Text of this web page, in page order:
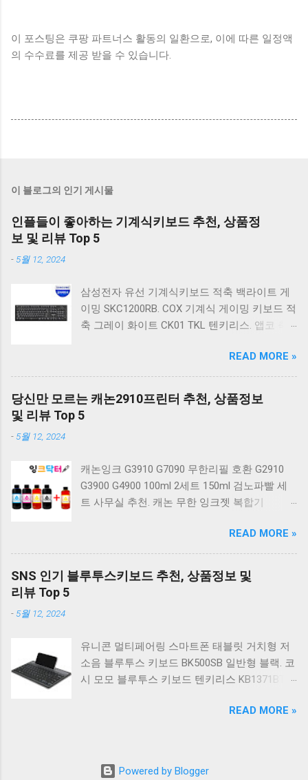
이 포스팅은 쿠팡 파트너스 활동의 일환으로, 이에 따른 일정액
의 수수료를 제공 받을 수 있습니다.
이 블로그의 인기 게시물
인플들이 좋아하는 기계식키보드 추천, 상품정
보 및 리뷰 Top 5
- 5월 12, 2024
삼성전자 유선 기계식키보드 적축 백라이트 게
이밍 SKC1200RB. COX 기계식 게이밍 키보드 적
축 그레이 화이트 CK01 TKL 텐키리스. 앱코 축
랙 K560 일반형. 앱코 K517 레트로 기계식 게이
밍 유선키보드 갈축 일반형 레트로 베이지. 체리
키보드 G803000S TKL RGB 게이밍 텐키리스 기
계식 키보드 4종 축 선택 저소음적축 블랙. 체리
베이지 K517 Retro. COX CK01 교체축 사이드
RGB 게이밍 기계식 키보드 네이비 CK01NV적축
일반형. 체리키보드 XTRFY MX BOARD 3.1 RGB
COX 기계식 게이밍 키보드 갈축 그레이 화이트
CK01 TKL 텐키리스 기계식키보드 구매를 고려
하실 때, 추가 할인 혜택을 놓치지 마세요. 다양
정이 많이 어려우시죠? 특히 기계식키보드 같은
상품을 고를 때는 더 고민이 많을 수 밖에 없습
니다. 다양한 상품들을 상세스펙 과 가격 을 꼼
READ MORE »
당신만 모르는 캐논2910프린터 추천, 상품정보
및 리뷰 Top 5
- 5월 12, 2024
캐논잉크 G3910 G7090 무한리필 호환 G2910
G3900 G4900 100ml 2세트 150ml 검노파빨 세
트 사무실 추천. 캐논 무한 잉크젯 복합기
논 PIXMA G2910 잉크포함 정품 무한복합기 컬
러 잉크젯복합기 가정용프린터 상세정보참조.
캐논 G시리즈 프린터 정품 헤드 카트리지
G1900 G2900 G3900 G4900 G2910 G3910
G4902 G4910 G4911 리필 잉크 1개 GI990
500ml 4색세트. 캐논 빌트인 정품무한 복합기
G2910 정품잉크 포함충전잉크4색 추가증정. 캐
잉크 4색세트 G3910 G3900 G2900 G4900
합기 G6091 캐논2910프린터 구매를 고려하실
READ MORE »
SNS 인기 블루투스키보드 추천, 상품정보 및
리뷰 Top 5
- 5월 12, 2024
유니콘 멀티페어링 스마트폰 태블릿 거치형 저
소음 블루투스 키보드 BK500SB 일반형 블랙. 코
시 모모 블루투스 키보드 텐키리스 KB1371BT
K380S. 로지텍 무선키보드 텐키리스 스모키 블
이식 블루투스 키보드 OABTKBDA 퓨어 화이트.
READ MORE »
Powered by Blogger